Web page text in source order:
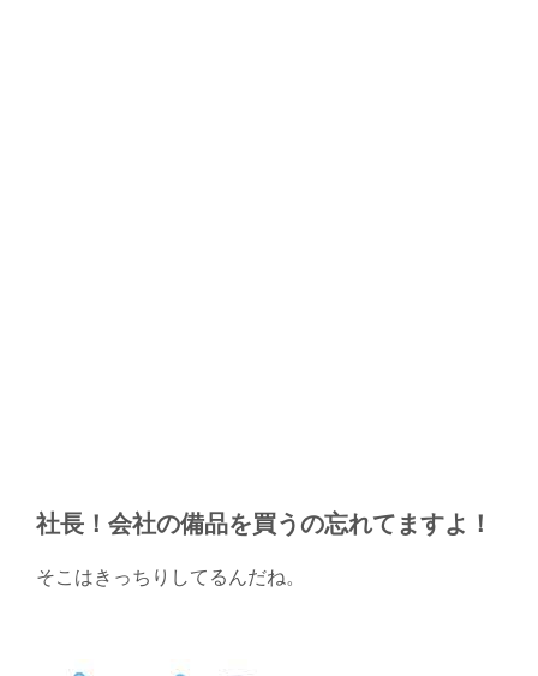
社長！会社の備品を買うの忘れてますよ！
そこはきっちりしてるんだね。